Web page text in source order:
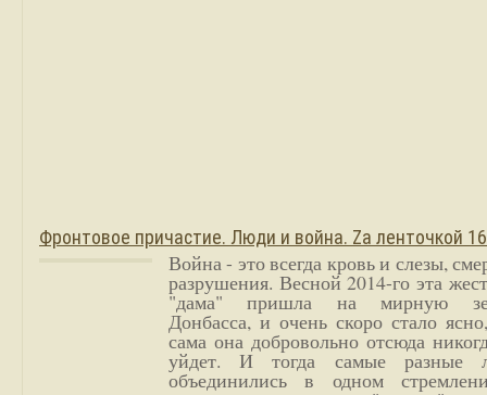
Фронтовое причастие. Люди и война. Zа ленточкой
Война - это всегда кровь и слезы,
разрушения. Весной 2014-го эта
"дама" пришла на мирную
Донбасса, и очень скоро стало
сама она добровольно отсюда
уйдет. И тогда самые разные
объединились в одном